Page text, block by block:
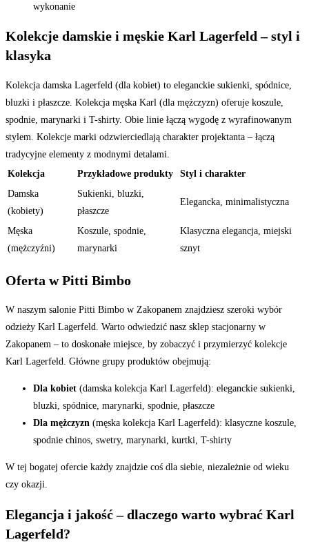
wykonanie
Kolekcje damskie i męskie Karl Lagerfeld – styl i
klasyka
Kolekcja damska Lagerfeld (dla kobiet) to eleganckie sukienki, spódnice,
bluzki i płaszcze. Kolekcja męska Karl (dla mężczyzn) oferuje koszule,
spodnie, marynarki i T-shirty. Obie linie łączą wygodę z wyrafinowanym
stylem. Kolekcje marki odzwierciedlają charakter projektanta – łączą
tradycyjne elementy z modnymi detalami.
Kolekcja
Przykładowe produkty
Styl i charakter
Damska
(kobiety)
Sukienki, bluzki,
płaszcze
Elegancka, minimalistyczna
Męska
(mężczyźni)
Koszule, spodnie,
marynarki
Klasyczna elegancja, miejski
sznyt
Oferta w Pitti Bimbo
W naszym salonie Pitti Bimbo w Zakopanem znajdziesz szeroki wybór
odzieży Karl Lagerfeld. Warto odwiedzić nasz sklep stacjonarny w
Zakopanem – to doskonałe miejsce, by zobaczyć i przymierzyć kolekcje
Karl Lagerfeld. Główne grupy produktów obejmują:
Dla kobiet (damska kolekcja Karl Lagerfeld): eleganckie sukienki,
bluzki, spódnice, marynarki, spodnie, płaszcze
Dla mężczyzn (męska kolekcja Karl Lagerfeld): klasyczne koszule,
spodnie chinos, swetry, marynarki, kurtki, T-shirty
W tej bogatej ofercie każdy znajdzie coś dla siebie, niezależnie od wieku
czy okazji.
Elegancja i jakość – dlaczego warto wybrać Karl
Lagerfeld?